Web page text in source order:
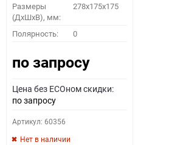
Размеры
(ДхШхВ), мм:
278x175x175
Полярность: 0
по запросу
Цена без ECOном скидки:
по запросу
Артикул: 60356
Нет в наличии